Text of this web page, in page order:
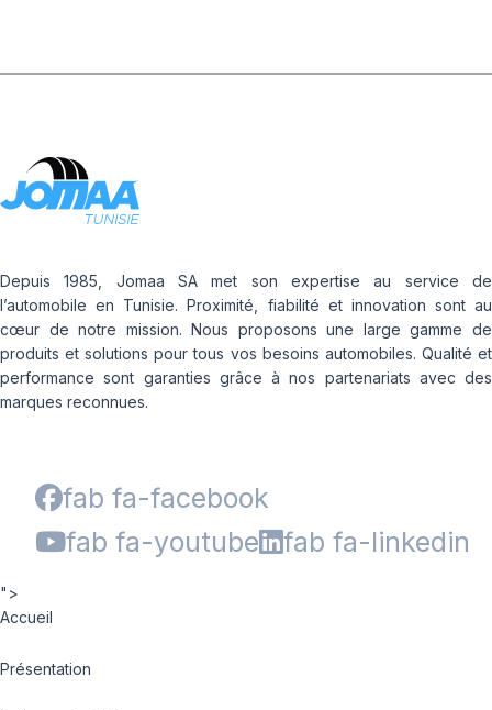
Depuis 1985, Jomaa SA met son expertise au service de
l’automobile en Tunisie. Proximité, fiabilité et innovation sont au
cœur de notre mission. Nous proposons une large gamme de
produits et solutions pour tous vos besoins automobiles. Qualité et
performance sont garanties grâce à nos partenariats avec des
marques reconnues.
fab fa-facebook
fab fa-youtube
fab fa-linkedin
">
Accueil
Présentation